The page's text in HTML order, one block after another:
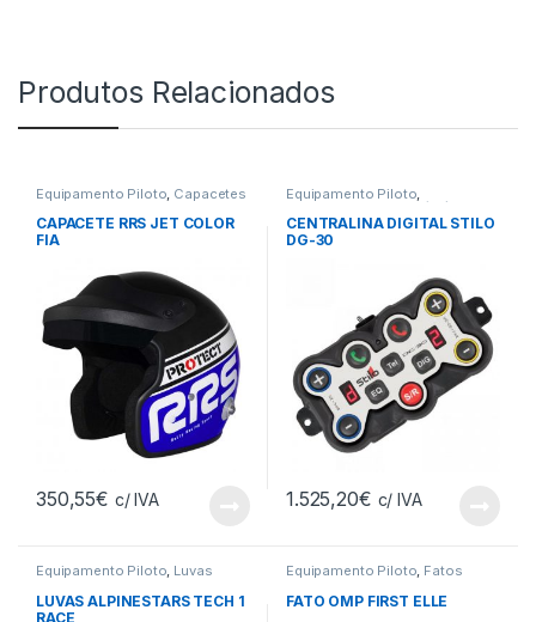
Produtos Relacionados
Equipamento Piloto, Capacetes
CAPACETE RRS JET COLOR
FIA
350,55€ c/ IVA
Equipamento Piloto,
Intercomunicadores / Rádios
CENTRALINA DIGITAL STILO
DG-30
1.525,20€ c/ IVA
Equipamento Piloto, Luvas
LUVAS ALPINESTARS TECH 1
RACE
Equipamento Piloto, Fatos
FATO OMP FIRST ELLE